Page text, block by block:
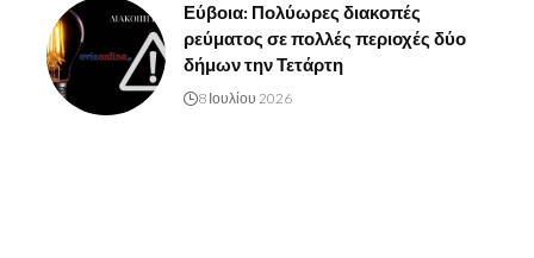
Εύβοια: Πολύωρες διακοπές
ρεύματος σε πολλές περιοχές δύο
δήμων την Τετάρτη
8 Ιουλίου 2026